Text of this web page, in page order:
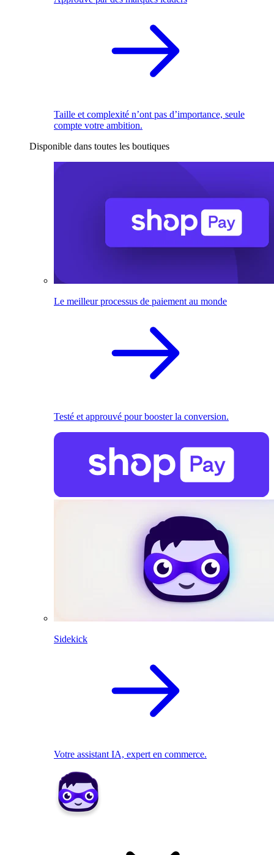
Taille et complexité n’ont pas d’importance, seule
compte votre ambition.
Disponible dans toutes les boutiques
Le meilleur processus de paiement au monde
Testé et approuvé pour booster la conversion.
Sidekick
Votre assistant IA, expert en commerce.